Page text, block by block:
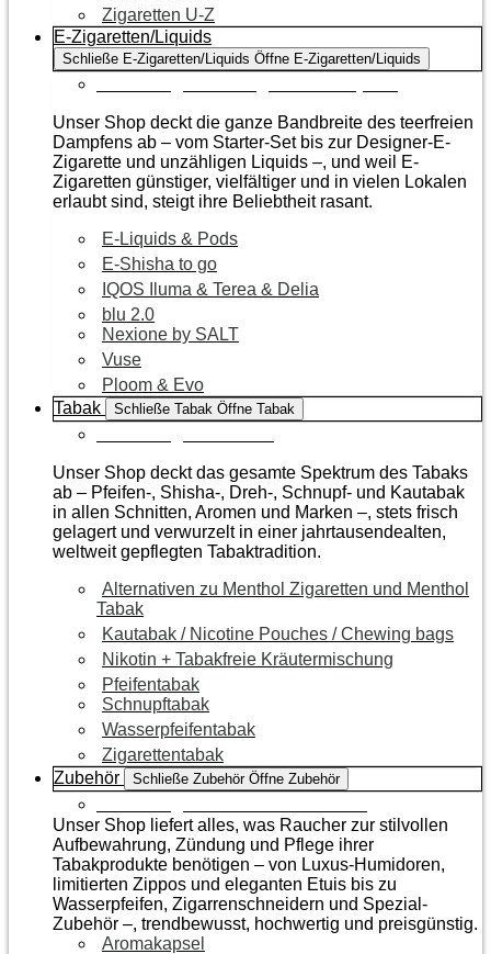
Zigaretten U-Z
E-Zigaretten/Liquids
Schließe E-Zigaretten/Liquids Öffne E-Zigaretten/Liquids
Unser Shop deckt die ganze Bandbreite des teerfreien
Dampfens ab – vom Starter-Set bis zur Designer-E-
Zigarette und unzähligen Liquids –, und weil E-
Zigaretten günstiger, vielfältiger und in vielen Lokalen
erlaubt sind, steigt ihre Beliebtheit rasant.
E-Liquids & Pods
E-Shisha to go
IQOS Iluma & Terea & Delia
blu 2.0
Nexione by SALT
Vuse
Ploom & Evo
Tabak
Schließe Tabak Öffne Tabak
Unser Shop deckt das gesamte Spektrum des Tabaks
ab – Pfeifen-, Shisha-, Dreh-, Schnupf- und Kautabak
in allen Schnitten, Aromen und Marken –, stets frisch
gelagert und verwurzelt in einer jahrtausendealten,
weltweit gepflegten Tabaktradition.
Alternativen zu Menthol Zigaretten und Menthol
Tabak
Kautabak / Nicotine Pouches / Chewing bags
Nikotin + Tabakfreie Kräutermischung
Pfeifentabak
Schnupftabak
Wasserpfeifentabak
Zigarettentabak
Zubehör
Schließe Zubehör Öffne Zubehör
Unser Shop liefert alles, was Raucher zur stilvollen
Aufbewahrung, Zündung und Pflege ihrer
Tabakprodukte benötigen – von Luxus-Humidoren,
limitierten Zippos und eleganten Etuis bis zu
Wasserpfeifen, Zigarrenschneidern und Spezial-
Zubehör –, trendbewusst, hochwertig und preisgünstig.
Aromakapsel